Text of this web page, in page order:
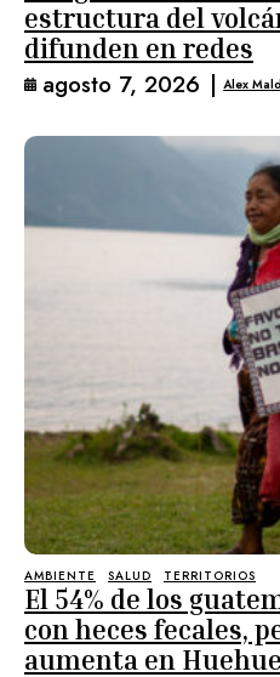
estructura del
difunden en redes
agosto 7, 2026 | Alex
AMBIENTE SALUD TERRITORIOS
El 54% de los
con heces fecales,
aumenta en